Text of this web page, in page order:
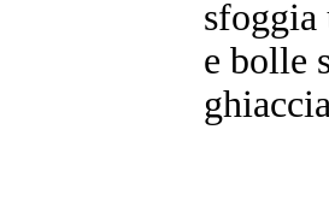
sfoggia
e bolle